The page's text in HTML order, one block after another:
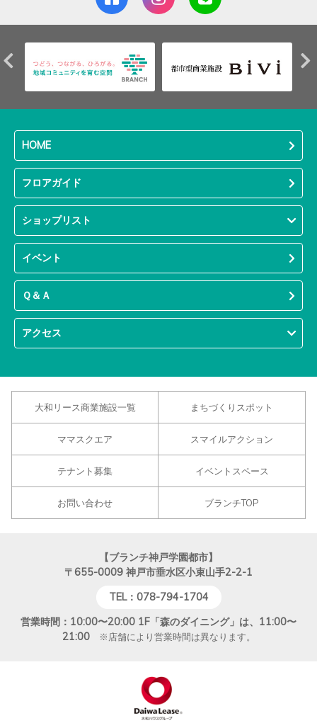
HOME
フロアガイド
ショップリスト
イベント
Ｑ＆Ａ
アクセス
大和リース商業施設一覧 まちづくりスポット
ママスクエア スマイルアクション
テナント募集 イベントスペース
お問い合わせ ブランチTOP
【ブランチ神戸学園都市】
〒655-0009 神戸市垂水区小束山手2-2-1
TEL：078-794-1704
営業時間：10:00〜20:00 1F「森のダイニング」は、11:00〜
21:00※店舗により営業時間は異なります。